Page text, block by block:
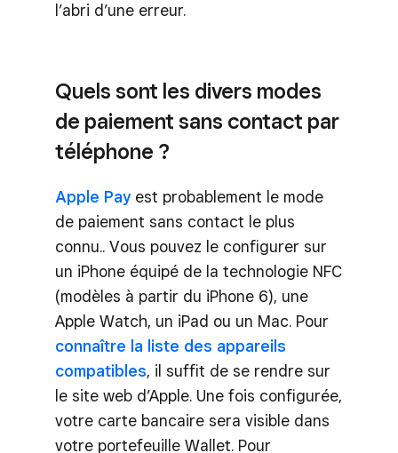
l’abri d’une erreur.
Quels sont les divers modes
de paiement sans contact par
téléphone ?
Apple Payest probablement le mode
de paiement sans contact le plus
connu.. Vous pouvez le configurer sur
un iPhone équipé de la technologie NFC
(modèles à partir du iPhone 6), une
Apple Watch, un iPad ou un Mac. Pour
connaître la liste des appareils
compatibles, il suffit de se rendre sur
le site web d’Apple. Une fois configurée,
votre carte bancaire sera visible dans
votre portefeuille Wallet. Pour